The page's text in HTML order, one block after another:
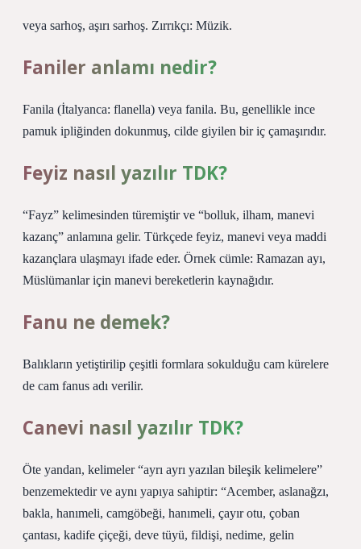
veya sarhoş, aşırı sarhoş. Zırrıkçı: Müzik.
Faniler anlamı nedir?
Fanila (İtalyanca: flanella) veya fanila. Bu, genellikle ince
pamuk ipliğinden dokunmuş, cilde giyilen bir iç çamaşırıdır.
Feyiz nasıl yazılır TDK?
“Fayz” kelimesinden türemiştir ve “bolluk, ilham, manevi
kazanç” anlamına gelir. Türkçede feyiz, manevi veya maddi
kazançlara ulaşmayı ifade eder. Örnek cümle: Ramazan ayı,
Müslümanlar için manevi bereketlerin kaynağıdır.
Fanu ne demek?
Balıkların yetiştirilip çeşitli formlara sokulduğu cam kürelere
de cam fanus adı verilir.
Canevi nasıl yazılır TDK?
Öte yandan, kelimeler “ayrı ayrı yazılan bileşik kelimelere”
benzemektedir ve aynı yapıya sahiptir: “Acember, aslanağzı,
bakla, hanımeli, camgöbeği, hanımeli, çayır otu, çoban
çantası, kadife çiçeği, deve tüyü, fildişi, nedime, gelin